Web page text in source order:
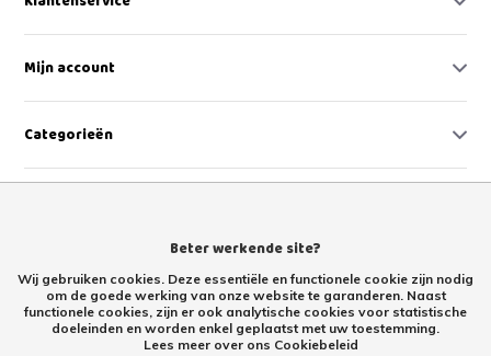
Mijn account
Categorieën
Beter werkende site?
Wij gebruiken cookies. Deze essentiële en functionele cookie zijn nodig
om de goede werking van onze website te garanderen. Naast
functionele cookies, zijn er ook analytische cookies voor statistische
doeleinden en worden enkel geplaatst met uw toestemming.
Lees meer over ons Cookiebeleid